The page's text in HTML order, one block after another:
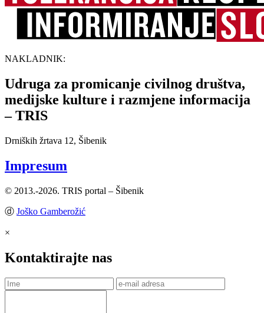
NAKLADNIK:
Udruga za promicanje civilnog društva,
medijske kulture i razmjene informacija
– TRIS
Drniških žrtava 12, Šibenik
Impresum
© 2013.-2026. TRIS portal – Šibenik
ⓓ Joško Gamberožić
×
Kontaktirajte nas